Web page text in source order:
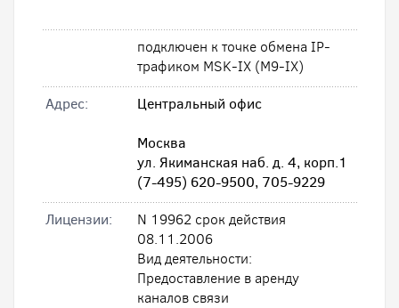
подключен к точке обмена IP-
трафиком MSK-IX (M9-IX)
Адрес:
Центральный офис
Москва
ул. Якиманская наб. д. 4, корп.1
(7-495) 620-9500, 705-9229
Лицензии:
N 19962 срок действия
08.11.2006
Вид деятельности:
Предоставление в аренду
каналов связи